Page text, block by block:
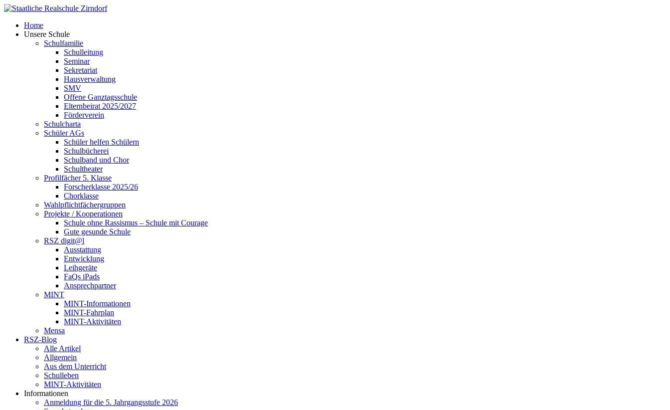
Skip
contentHome
Unsere Schule
Schulfamilie
Schulleitung
Seminar
Sekretariat
Hausverwaltung
SMV
Offene Ganztagsschule
Elternbeirat 2025/2027
Förderverein
Schulcharta
Schüler AGs
Schüler helfen Schülern
Schulbücherei
Schulband und Chor
Schultheater
Profilfächer 5. Klasse
Forscherklasse 2025/26
Chorklasse
Wahlpflichtfächergruppen
Projekte / Kooperationen
Schule ohne Rassismus – Schule mit Courage
Gute gesunde Schule
RSZ digit@l
Ausstattung
Entwicklung
Leihgeräte
FaQs iPads
Ansprechpartner
MINT
MINT-Informationen
MINT-Fahrplan
MINT-Aktivitäten
Mensa
RSZ-Blog
Alle Artikel
Allgemein
Aus dem Unterricht
Schulleben
MINT-Aktivitäten
Informationen
Anmeldung für die 5. Jahrgangsstufe 2026